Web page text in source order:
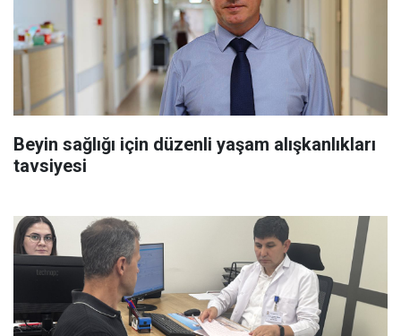
Beyin sağlığı için düzenli yaşam alışkanlıkları
tavsiyesi